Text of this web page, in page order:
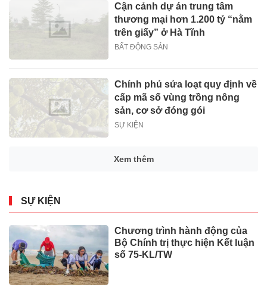
Cận cảnh dự án trung tâm
thương mại hơn 1.200 tỷ “nằm
trên giấy” ở Hà Tĩnh
BẤT ĐỘNG SẢN
Chính phủ sửa loạt quy định về
cấp mã số vùng trồng nông
sản, cơ sở đóng gói
SỰ KIỆN
Xem thêm
SỰ KIỆN
Chương trình hành động của
Bộ Chính trị thực hiện Kết luận
số 75-KL/TW